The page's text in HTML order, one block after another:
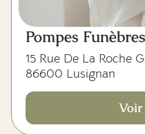
Pompes
15 Rue De La Roche
86600 Lusignan
Voir